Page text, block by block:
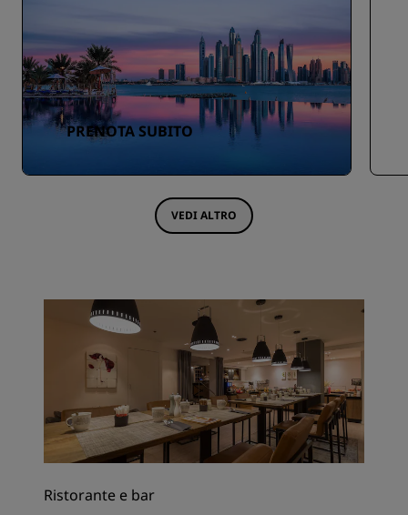
PRENOTA SUBITO
VEDI ALTRO
Ristorante e bar